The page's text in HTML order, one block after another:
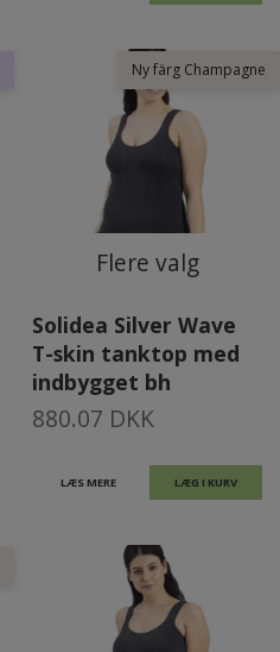
Ny färg Champagne
Flere valg
Solidea Silver Wave
T-skin tanktop med
indbygget bh
880.07 DKK
LÆS MERE LÆG I KURV